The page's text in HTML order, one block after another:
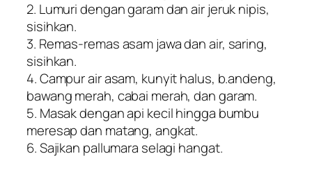
2. Lumuri dengan garam dan air jeruk nipis,
sisihkan.
3. Remas-remas asam jawa dan air, saring,
sisihkan.
4. Campur air asam, kunyit halus, b.andeng,
bawang merah, cabai merah, dan garam.
5. Masak dengan api kecil hingga bumbu
meresap dan matang, angkat.
6. Sajikan pallumara selagi hangat.